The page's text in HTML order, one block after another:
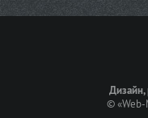
Дизайн,
©«Web-